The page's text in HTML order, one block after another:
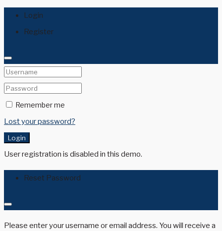
Login
Register
Remember me
Lost your password?
Login
User registration is disabled in this demo.
Reset Password
Please enter your username or email address. You will receive a